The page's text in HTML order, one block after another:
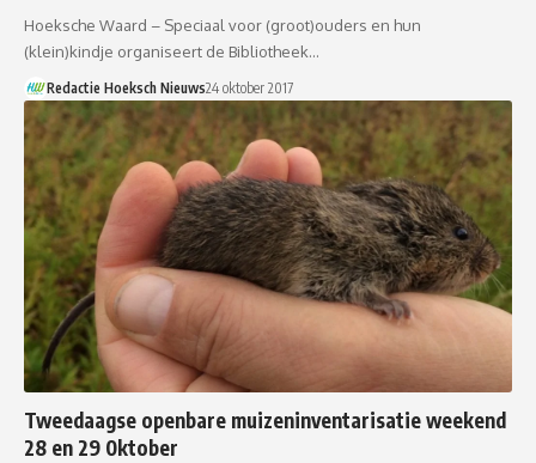
Hoeksche Waard – Speciaal voor (groot)ouders en hun
(klein)kindje organiseert de Bibliotheek…
Redactie Hoeksch Nieuws24 oktober 2017
Tweedaagse openbare muizeninventarisatie weekend
28 en 29 0ktober